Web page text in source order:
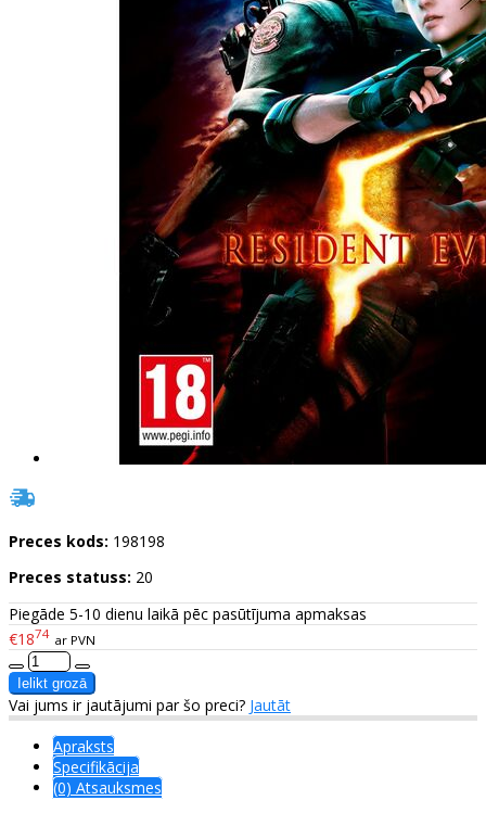
Preces kods: 198198
Preces statuss: 20
Piegāde 5-10 dienu laikā pēc pasūtījuma apmaksas
€1874 ar PVN
Vai jums ir jautājumi par šo preci? Jautāt
Apraksts
Specifikācija
(0) Atsauksmes